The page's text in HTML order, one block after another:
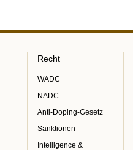
Recht
WADC
NADC
Anti-Doping-Gesetz
Sanktionen
Intelligence &